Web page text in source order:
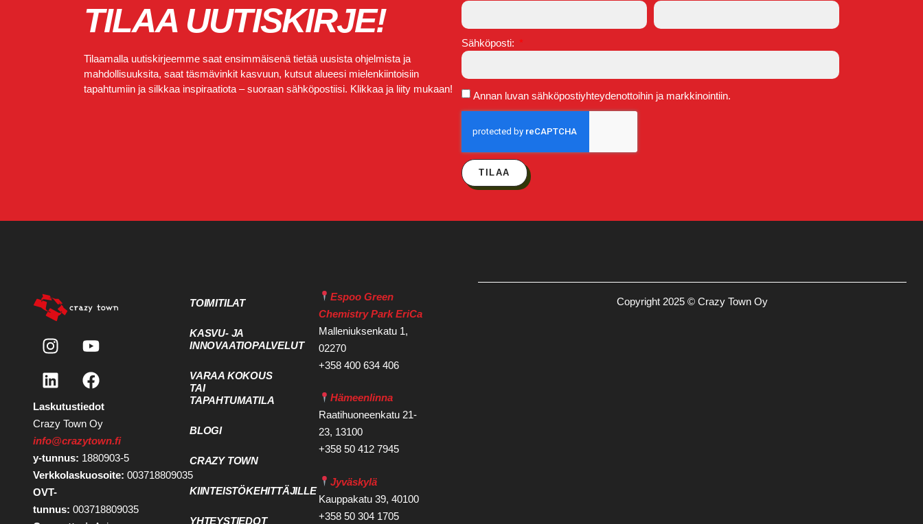
TILAA UUTISKIRJE!
Tilaamalla uutiskirjeemme saat ensimmäisenä tietää uusista ohjelmista ja
mahdollisuuksita, saat täsmävinkit kasvuun, kutsut alueesi mielenkiintoisiin
tapahtumiin ja silkkaa inspiraatiota – suoraan sähköpostiisi. Klikkaa ja liity mukaan!
Sähköposti:
Annan luvan sähköpostiyhteydenottoihin ja markkinointiin.
TILAA
Laskutustiedot
Crazy Town Oy
info@crazytown.fi
y-tunnus: 1880903-5
Verkkolaskuosoite: 003718809035
OVT-
tunnus: 003718809035
TOIMITILAT
KASVU- JA
INNOVAATIOPALVELUT
VARAA KOKOUS
TAI
TAPAHTUMATILA
BLOGI
CRAZY TOWN
KIINTEISTÖKEHITTÄJILLE
YHTEYSTIEDOT
Espoo Green
Chemistry Park EriCa
Malleniuksenkatu 1,
02270
+358 400 634 406
Hämeenlinna
Raatihuoneenkatu 21-
23, 13100
+358 50 412 7945
Jyväskylä
Kauppakatu 39, 40100
+358 50 304 1705
Copyright 2025 © Crazy Town Oy